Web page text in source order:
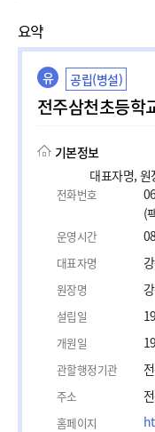
요약
유 공립(병설)
전주삼천초등학
기본정보
대표자명,
전화번호
(
운영시간
대표자명
원장명
설립일
개원일
관할행정기관
주소
홈페이지